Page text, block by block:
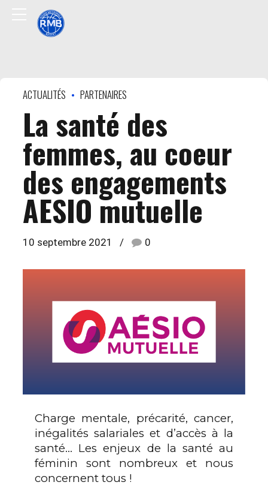
ACTUALITÉS PARTENAIRES
La santé des
femmes, au coeur
des engagements
AESIO mutuelle
10 septembre 2021 0
Charge mentale, précarité, cancer,
inégalités salariales et d’accès à la
santé… Les enjeux de la santé au
féminin sont nombreux et nous
concernent tous !